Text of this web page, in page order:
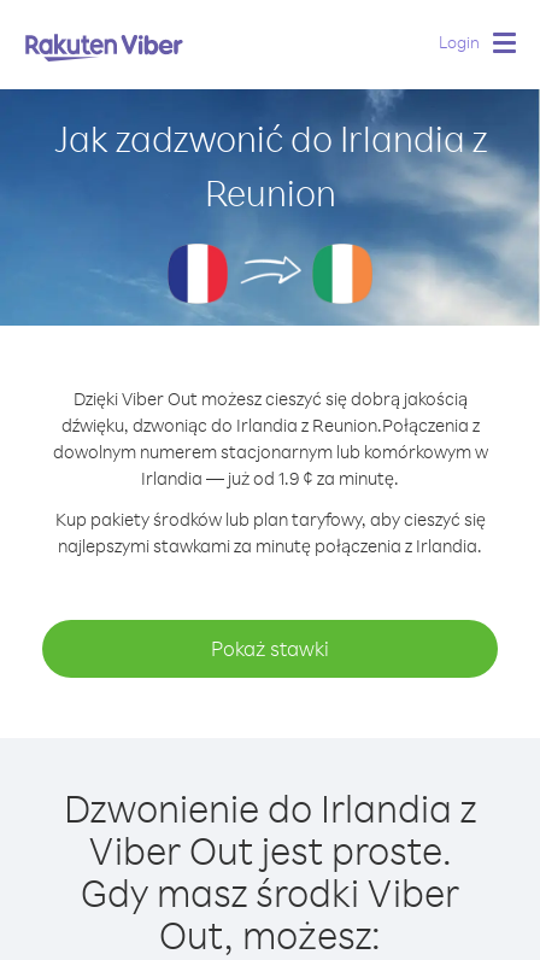
Login
Jak zadzwonić do Irlandia z
Reunion
Dzięki Viber Out możesz cieszyć się dobrą jakością
dźwięku, dzwoniąc do Irlandia z Reunion.Połączenia z
dowolnym numerem stacjonarnym lub komórkowym w
Irlandia — już od 1.9 ¢ za minutę.
Kup pakiety środków lub plan taryfowy, aby cieszyć się
najlepszymi stawkami za minutę połączenia z Irlandia.
Pokaż stawki
Dzwonienie do Irlandia z
Viber Out jest proste.
Gdy masz środki Viber
Out, możesz: